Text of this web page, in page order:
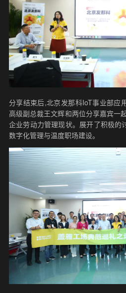
分享结束后,北京发那科IoT事业部应
高级副总裁王文辉和两位分享嘉宾一
企业劳动力管理现状。展开了积极的
数字化管理与温度职场建设。